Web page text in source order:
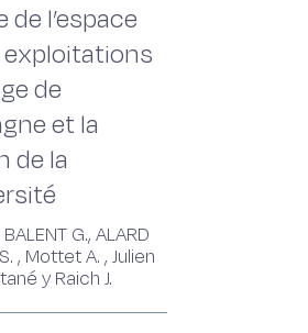
de l’espace
exploitations
de
et la
de la
G., ALARD
, Mottet A. , Julien
y Raich J.